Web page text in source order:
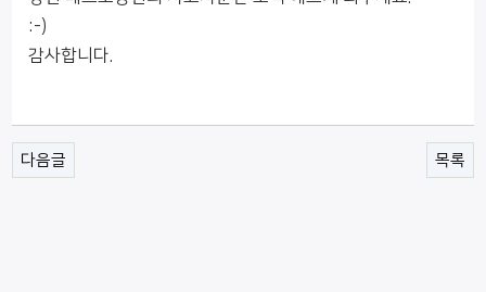
:-)
감사합니다.
다음글 목록